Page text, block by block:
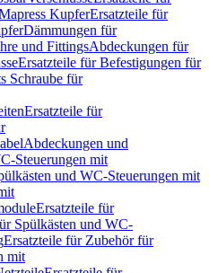
KupferErsatzteile für
Dämmungen für
und FittingsAbdeckungen für
Ersatzteile für Befestigungen für
Schraube für
Ersatzteile für
Abdeckungen und
Steuerungen mit
und WC-Steuerungen mit
Ersatzteile für
Spülkästen und WC-
Ersatzteile für Zubehör für
mit